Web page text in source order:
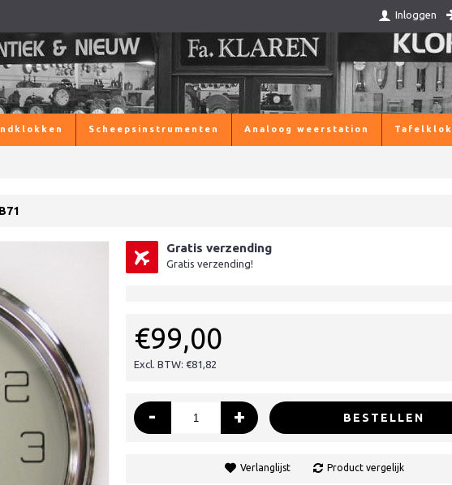
Inloggen
Scheepsinstrumenten Analoog weerstation Tafelklok
Gratis verzending
Gratis verzending!
€99,00
Excl. BTW: €81,82
- + BESTELLEN
Verlanglijst Product vergelijk